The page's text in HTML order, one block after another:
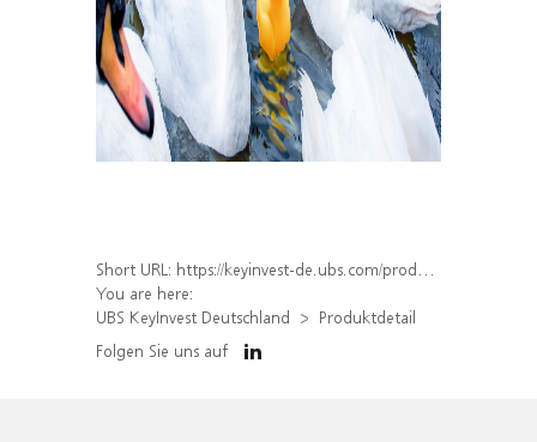
Short URL: https://keyinvest-de.ubs.com/produkt/detail/index/isin/DE000WA4ZNB1
You are here:
UBS KeyInvest Deutschland
Produktdetail
Folgen Sie uns auf